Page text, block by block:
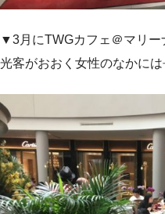
▼3月にTWGカフェ＠マリー
光客がおおく女性のなかに